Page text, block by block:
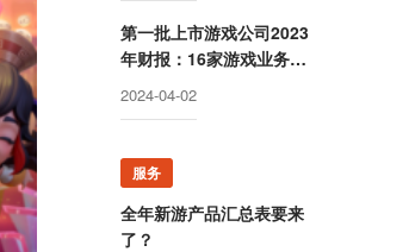
第一批上市游戏公司2023
年财报：16家游戏业务收
入10亿+，腾讯超网易近千
2024-04-02
服务
全年新游产品汇总表要来
了？